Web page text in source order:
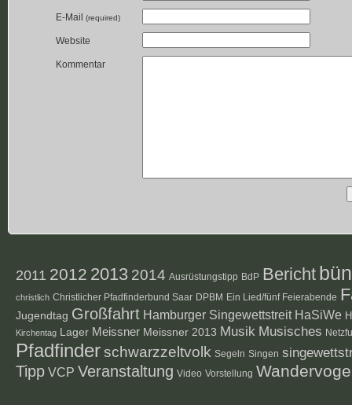
E-Mail (required)
Website
Kommentar
2011 2012 2013 2014 Ausrüstungstipp BdP Bericht
christlich Christlicher Pfadfinderbund Saar DPBM Ein Lied/fünf Feierabende
Jugendtag Großfahrt Hamburger Singewettstreit HaSiWe
Kirchentag Lager Meissner Meissner 2013 Musik Musisches
Pfadfinderschwarzzeltvolk Segeln Singen
Tipp VCP Veranstaltung Video Vorstellung